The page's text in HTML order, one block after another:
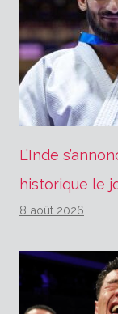
L’Inde
historique le
8 août 2026